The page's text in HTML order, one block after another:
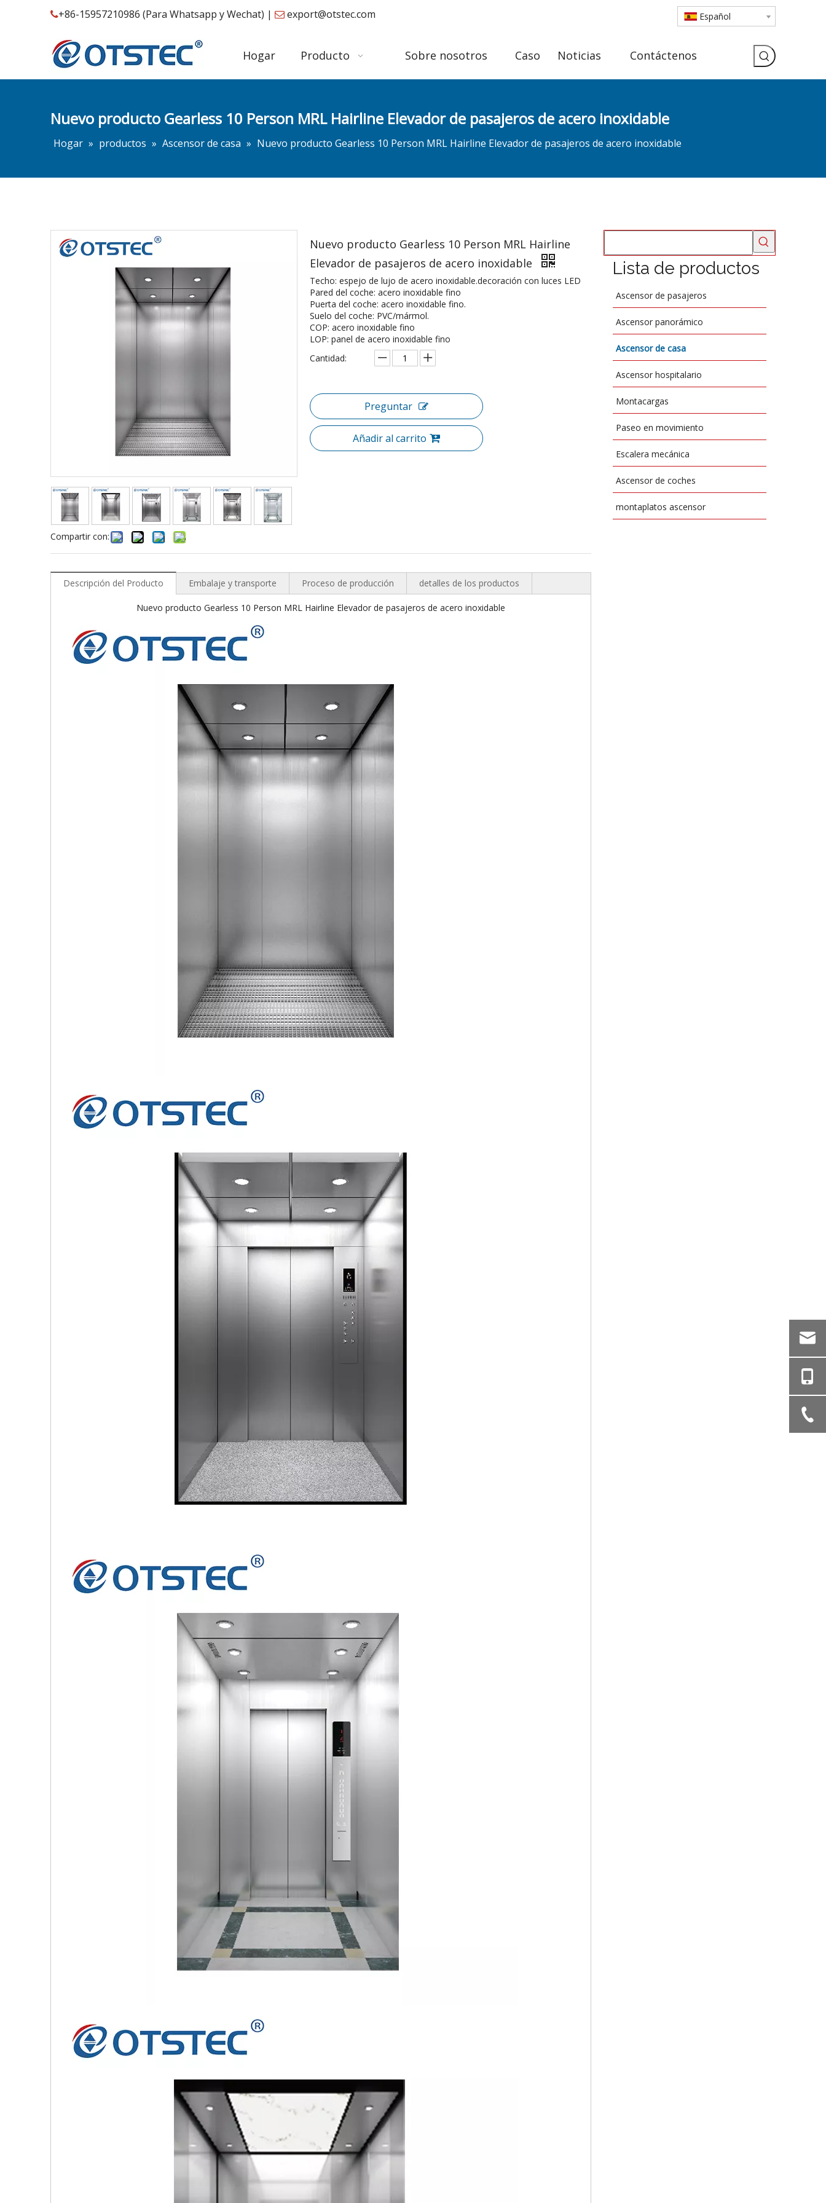
+86-15957210986 (Para Whatsapp y Wechat) |  export@otstec.com Español
Hogar Producto Sobre nosotros Caso Noticias Contáctenos
Nuevo producto Gearless 10 Person MRL Hairline Elevador de pasajeros de acero inoxidable
Hogar » productos » Ascensor de casa » Nuevo producto Gearless 10 Person MRL Hairline Elevador de pasajeros de acero inoxidable
Compartir con:
Nuevo producto Gearless 10 Person MRL Hairline
Elevador de pasajeros de acero inoxidable
Techo: espejo de lujo de acero inoxidable.decoración con luces LED
Pared del coche: acero inoxidable fino
Puerta del coche: acero inoxidable fino.
Suelo del coche: PVC/mármol.
COP: acero inoxidable fino
LOP: panel de acero inoxidable fino
Cantidad:
Preguntar
Añadir al carrito
Descripción del Producto Embalaje y transporte Proceso de producción detalles de los productos
Nuevo producto Gearless 10 Person MRL Hairline Elevador de pasajeros de acero inoxidable
Lista de productos
Ascensor de pasajeros
Ascensor panorámico
Ascensor de casa
Ascensor hospitalario
Montacargas
Paseo en movimiento
Escalera mecánica
Ascensor de coches
montaplatos ascensor